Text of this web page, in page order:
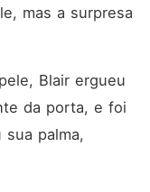
mas a surpresa
Blair ergueu
da porta, e foi
palma,